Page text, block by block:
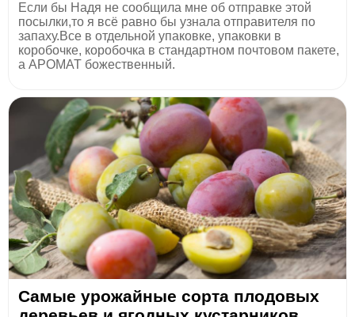
Если бы Надя не сообщила мне об отправке этой
посылки,то я всё равно бы узнала отправителя по
запаху.Все в отдельной упаковке, упаковки в
коробочке, коробочка в стандартном почтовом пакете,
а АРОМАТ божественный.
Самые урожайные сорта плодовых